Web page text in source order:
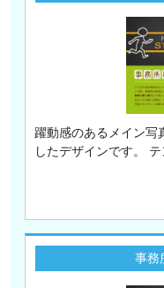
躍動感のあるメイン写
したデザインです。
事務